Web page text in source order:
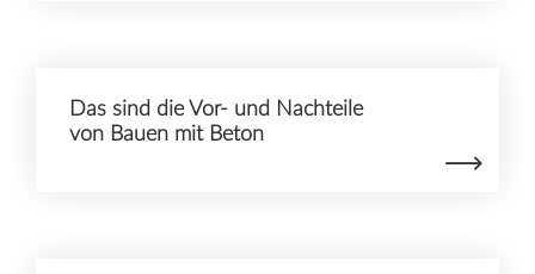
Das sind die Vor- und Nachteile
von Bauen mit Beton